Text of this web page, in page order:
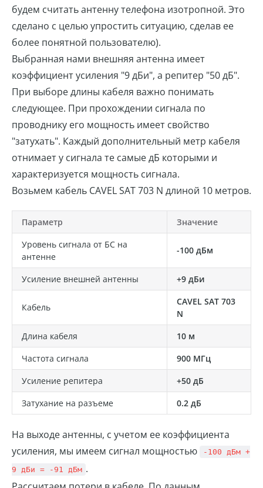
будем считать антенну телефона изотропной. Это
сделано с целью упростить ситуацию, сделав ее
более понятной пользователю).
Выбранная нами внешняя антенна имеет
коэффициент усиления "9 дБи", а репитер "50 дБ".
При выборе длины кабеля важно понимать
следующее. При прохождении сигнала по
проводнику его мощность имеет свойство
"затухать". Каждый дополнительный метр кабеля
отнимает у сигнала те самые дБ которыми и
характеризуется мощность сигнала.
Возьмем кабель CAVEL SAT 703 N длиной 10 метров.
Параметр
Значение
Уровень сигнала от БС на
антенне
-100 дБм
Усиление внешней антенны +9 дБи
Кабель
CAVEL SAT 703
N
Длина кабеля
10 м
Частота сигнала
900 МГц
Усиление репитера
+50 дБ
Затухание на разъеме
0.2 дБ
На выходе антенны, с учетом ее коэффициента
усиления, мы имеем сигнал мощностью
-100 дБм +
9 дБи = -91 дБм .